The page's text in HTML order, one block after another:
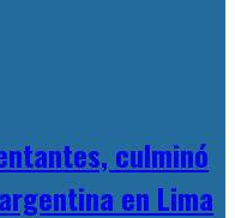
culminó
en Lima